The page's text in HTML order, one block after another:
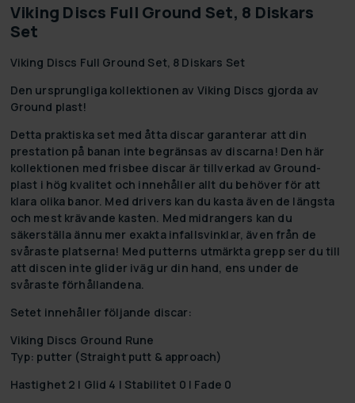
Viking Discs Full Ground Set, 8 Diskars
Set
Viking Discs Full Ground Set, 8 Diskars Set
Den ursprungliga kollektionen av Viking Discs gjorda av
Ground plast!
Detta praktiska set med åtta discar garanterar att din
prestation på banan inte begränsas av discarna! Den här
kollektionen med frisbee discar är tillverkad av Ground-
plast i hög kvalitet och innehåller allt du behöver för att
klara olika banor. Med drivers kan du kasta även de längsta
och mest krävande kasten. Med midrangers kan du
säkerställa ännu mer exakta infallsvinklar, även från de
svåraste platserna! Med putterns utmärkta grepp ser du till
att discen inte glider iväg ur din hand, ens under de
svåraste förhållandena.
Setet innehåller följande discar:
Viking Discs Ground Rune
Typ: putter (Straight putt & approach)
Hastighet 2 | Glid 4 | Stabilitet 0 | Fade 0